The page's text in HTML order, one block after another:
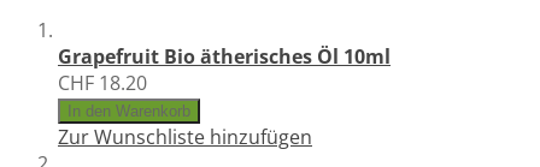
Grapefruit Bio ätherisches Öl 10ml
CHF 18.20
In den Warenkorb
Zur Wunschliste hinzufügen